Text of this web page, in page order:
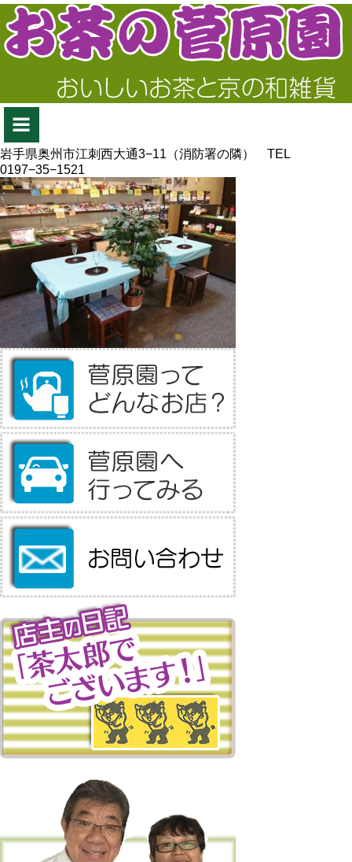
岩手県奥州市江刺西大通3−11（消防署の隣） TEL
0197−35−1521